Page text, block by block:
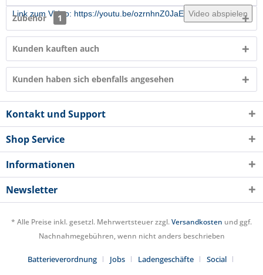
Link zum Video: https://youtu.be/ozrnhnZ0JaE Video abspielen
Zubehör 1
Kunden kauften auch
Kunden haben sich ebenfalls angesehen
Kontakt und Support
Shop Service
Informationen
Newsletter
* Alle Preise inkl. gesetzl. Mehrwertsteuer zzgl.Versandkosten und ggf.
Nachnahmegebühren, wenn nicht anders beschrieben
Batterieverordnung Jobs Ladengeschäfte
Social